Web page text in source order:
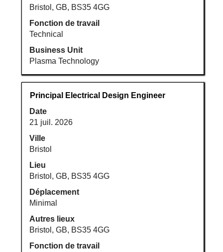
Bristol, GB, BS35 4GG
Fonction de travail
Technical
Business Unit
Plasma Technology
d’emploi.
Titre
Principal Electrical Design Engineer
Date
21 juil. 2026
Ville
Bristol
Lieu
Bristol, GB, BS35 4GG
Déplacement
Minimal
Autres lieux
Bristol, GB, BS35 4GG
Fonction de travail
Sélectionnez
avec
la
barre
d’espacement
pour
afficher
tout
contenu
des
informations
d’emploi.